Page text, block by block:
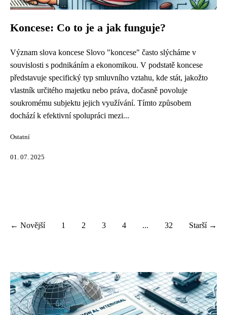
Koncese: Co to je a jak funguje?
Význam slova koncese Slovo "koncese" často slýcháme v
souvislosti s podnikáním a ekonomikou. V podstatě koncese
představuje specifický typ smluvního vztahu, kde stát, jakožto
vlastník určitého majetku nebo práva, dočasně povoluje
soukromému subjektu jejich využívání. Tímto způsobem
dochází k efektivní spolupráci mezi...
Ostatní
01. 07. 2025
← Novější 1 2 3 4 ... 32 Starší →